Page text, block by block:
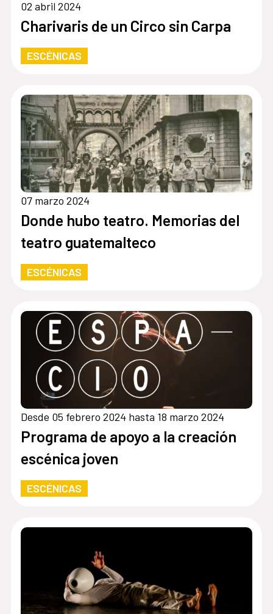
02 abril 2024
Charivaris de un Circo sin Carpa
ESCÉNICAS
07 marzo 2024
Donde hubo teatro. Memorias del
teatro guatemalteco
ESCÉNICAS
Desde 05 febrero 2024 hasta 18 marzo 2024
Programa de apoyo a la creación
escénica joven
ESCÉNICAS